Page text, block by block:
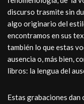
discurso trasmite sin
algo originario del
encontramos en sus
también lo que estas
ausencia o, más bien,
libros: la lengua del
Estas grabaciones dan